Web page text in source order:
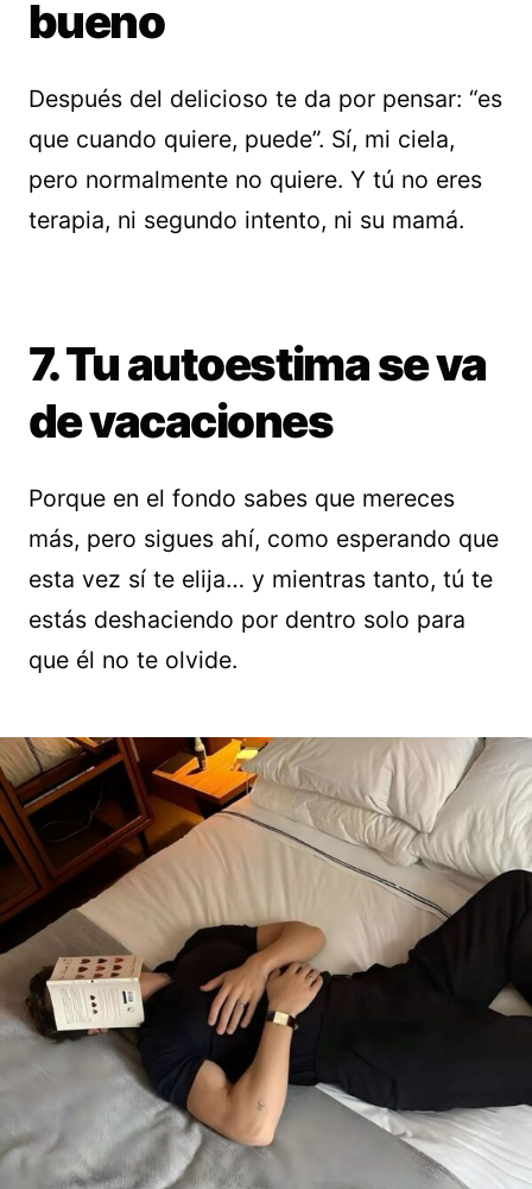
bueno
Después del delicioso te da por pensar: “es
que cuando quiere, puede”. Sí, mi ciela,
pero normalmente no quiere. Y tú no eres
terapia, ni segundo intento, ni su mamá.
7. Tu autoestima se va
de vacaciones
Porque en el fondo sabes que mereces
más, pero sigues ahí, como esperando que
esta vez sí te elija… y mientras tanto, tú te
estás deshaciendo por dentro solo para
que él no te olvide.